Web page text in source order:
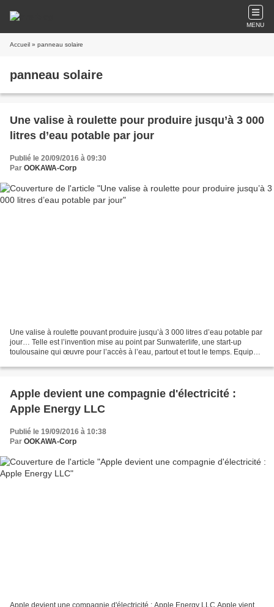
MENU
Accueil » panneau solaire
panneau solaire
Une valise à roulette pour produire jusqu’à 3 000
litres d’eau potable par jour
Publié le 20/09/2016 à 09:30
Par OOKAWA-Corp
Une valise à roulette pouvant produire jusqu’à 3 000 litres d’eau potable par
jour… Telle est l’invention mise au point par Sunwaterlife, une start-up
toulousaine qui œuvre pour l’accès à l’eau, partout et tout le temps. Equipée
Apple devient une compagnie d'électricité :
Apple Energy LLC
Publié le 19/09/2016 à 10:38
Par OOKAWA-Corp
Apple devient une compagnie d'électricité : Apple Energy LLC Apple vient